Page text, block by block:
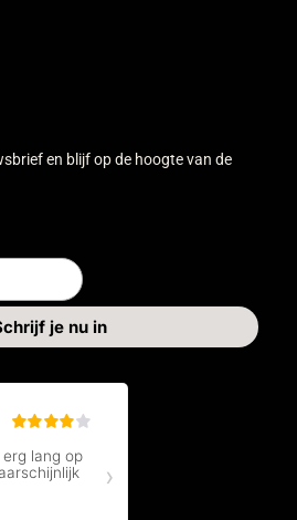
en blijf op de hoogte van de